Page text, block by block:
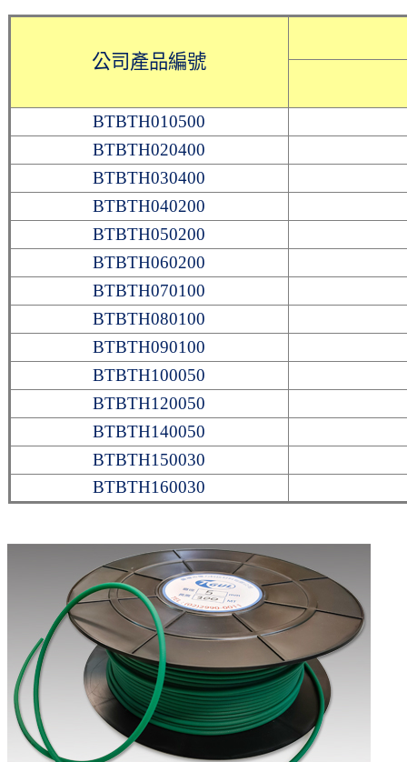
公司產品編號
BTBTH010500
BTBTH020400
BTBTH030400
BTBTH040200
BTBTH050200
BTBTH060200
BTBTH070100
BTBTH080100
BTBTH090100
BTBTH100050
BTBTH120050
BTBTH140050
BTBTH150030
BTBTH160030